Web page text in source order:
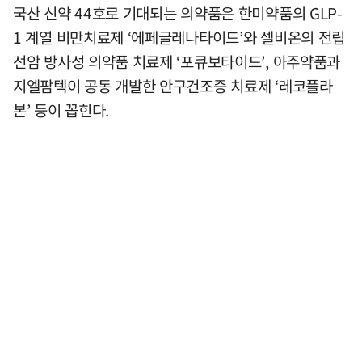
국산 신약 44호로 기대되는 의약품은 한미약품의 GLP-
1 계열 비만치료제 ‘에페글레나타이드’와 셀비온의 전립
선암 방사성 의약품 치료제 ‘포큐보타이드’, 아주약품과
지엘팜텍이 공동 개발한 안구건조증 치료제 ‘레코플라
본’ 등이 꼽힌다.